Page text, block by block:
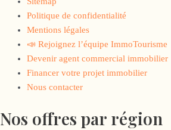
Politique de confidentialité
Mentions légales
📣 Rejoignez l’équipe ImmoTourisme
Devenir agent commercial immobilier
Financer votre projet immobilier
Nous contacter
Nos offres par région